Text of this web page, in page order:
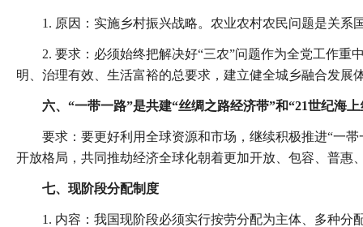
1. 原因：实施乡村振兴战略。农业农村农民问题是关系
2. 要求：必须始终把解决好“三农”问题作为全党工作
明、治理有效、生活富裕的总要求，建立健全城乡融合发展
六、“一带一路”是共建“丝绸之路经济带”和“21世纪海
要求：要更好利用全球资源和市场，继续积极推进“一
开放格局，共同推劫经济全球化朝着更加开放、包容、普惠
七、现阶段分配制度
1. 内容：我国现阶段必须实行按劳分配为主体、多种分